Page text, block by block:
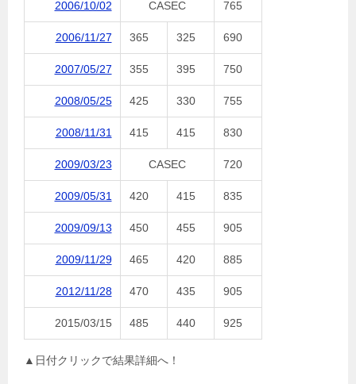
2006/10/02 CASEC 765
2006/11/27 365 325 690
2007/05/27 355 395 750
2008/05/25 425 330 755
2008/11/31 415 415 830
2009/03/23 CASEC 720
2009/05/31 420 415 835
2009/09/13 450 455 905
2009/11/29 465 420 885
2012/11/28 470 435 905
2015/03/15 485 440 925
▲日付クリックで結果詳細へ！